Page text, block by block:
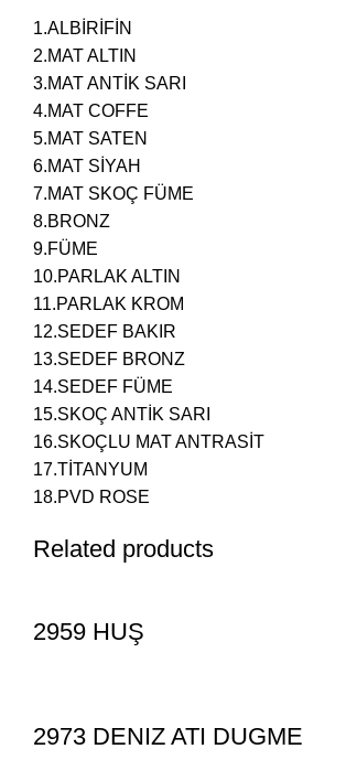
1.ALBİRİFİN
2.MAT ALTIN
3.MAT ANTİK SARI
4.MAT COFFE
5.MAT SATEN
6.MAT SİYAH
7.MAT SKOÇ FÜME
8.BRONZ
9.FÜME
10.PARLAK ALTIN
11.PARLAK KROM
12.SEDEF BAKIR
13.SEDEF BRONZ
14.SEDEF FÜME
15.SKOÇ ANTİK SARI
16.SKOÇLU MAT ANTRASİT
17.TİTANYUM
18.PVD ROSE
Related products
2959 HUŞ
2973 DENIZ ATI DUGME